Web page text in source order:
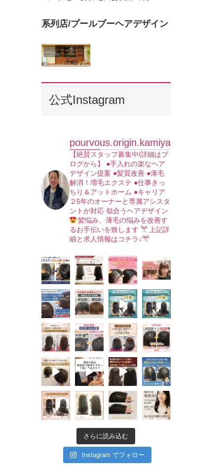
系列店/プールブーヘアデザイン
公式Instagram
pourvous.origin.kamiya
【絶賛スタッフ募集中/詳細はブ
ログから】
●手入れの楽なヘア
デザイン提案 ●髪質改善 ●薄毛
解消！増毛エクステ ●仕事きっ
ちり＆アットホーム ●キャリア
２5年のオーナーと専属アシスタ
ントが対応 似合うヘアデザイン
髪悩み、薄毛の悩みを改善す
るお手伝いを致します
上記詳
細と求人情報はコチラ↓
さらに読み込む
Instagram でフォロー